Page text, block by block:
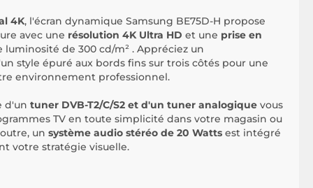
4K, l'écran dynamique Samsung BE75D-H propose
avec une résolution 4K Ultra HD et une prise en
luminosité de 300 cd/m² . Appréciez un
style épuré aux bords fins sur trois côtés pour une
environnement professionnel.
d'un tuner DVB-T2/C/S2 et d'un tuner analogique vous
TV en toute simplicité dans votre magasin ou
un système audio stéréo de 20 Watts est intégré
votre stratégie visuelle.